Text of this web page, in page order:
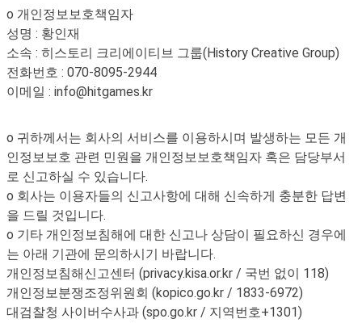
o 개인정보보호책임자
성명 : 황인재
소속 : 히스토리 크리에이티브 그룹(History Creative Group)
전화번호 : 070-8095-2944
이메일 : info@hitgames.kr
o 귀하께서는 회사의 서비스를 이용하시며 발생하는 모든 개
인정보보호 관련 민원을 개인정보보호책임자 혹은 담당부서
로 신고하실 수 있습니다.
o 회사는 이용자들의 신고사항에 대해 신속하게 충분한 답변
을 드릴 것입니다.
o 기타 개인정보침해에 대한 신고나 상담이 필요하신 경우에
는 아래 기관에 문의하시기 바랍니다.
개인정보침해신고센터 (privacy.kisa.or.kr / 국번 없이 118)
개인정보분쟁조정위원회 (kopico.go.kr / 1833-6972)
대검찰청 사이버수사과 (spo.go.kr / 지역번호+1301)